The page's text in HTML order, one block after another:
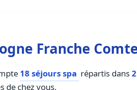
Franche
18 séjours spa répartis dans
de chez vous.